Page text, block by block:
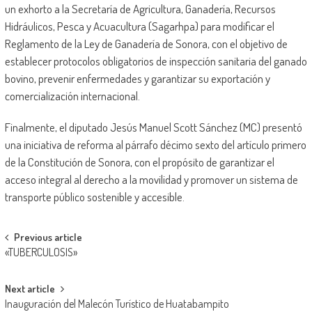
un exhorto a la Secretaría de Agricultura, Ganadería, Recursos
Hidráulicos, Pesca y Acuacultura (Sagarhpa) para modificar el
Reglamento de la Ley de Ganadería de Sonora, con el objetivo de
establecer protocolos obligatorios de inspección sanitaria del ganado
bovino, prevenir enfermedades y garantizar su exportación y
comercialización internacional.
Finalmente, el diputado Jesús Manuel Scott Sánchez (MC) presentó
una iniciativa de reforma al párrafo décimo sexto del artículo primero
de la Constitución de Sonora, con el propósito de garantizar el
acceso integral al derecho a la movilidad y promover un sistema de
transporte público sostenible y accesible.
Post
navigation
Previous article
«TUBERCULOSIS»
Next article
Inauguración del Malecón Turístico de Huatabampito